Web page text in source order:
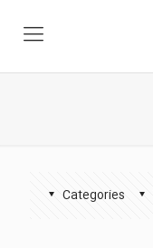
Categories